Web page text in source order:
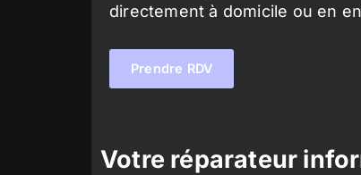
directement à domicile ou en
Prendre RDV
Votre réparateur